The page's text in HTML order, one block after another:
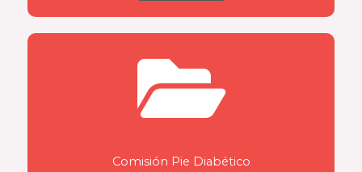
Comisión Pie Diabético